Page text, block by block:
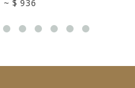
~ $ 936